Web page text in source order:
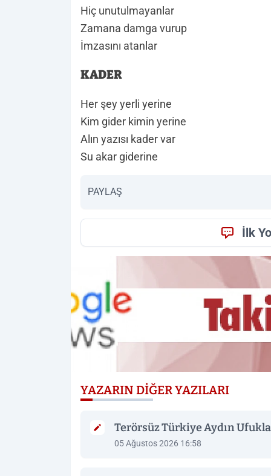
Hiç unutulmayanlar
Zamana damga vurup
İmzasını atanlar
KADER
Her şey yerli yerine
Kim gider kimin yerine
Alın yazısı kader var
Su akar giderine
PAYLAŞ
İlk
YAZARIN DIĞER YAZILARI
Terörsüz Türkiye Aydın
05 Ağustos 2026 16:58